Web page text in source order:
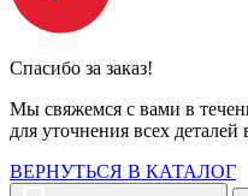
Спасибо за заказ!
Мы свяжемся с вами в
для уточнения всех деталей
ВЕРНУТЬСЯ В КАТАЛОГ